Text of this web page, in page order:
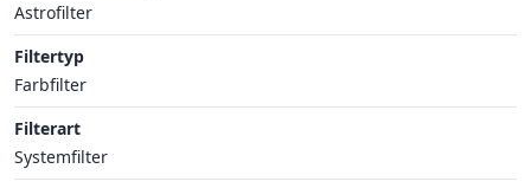
Astrofilter
Filtertyp
Farbfilter
Filterart
Systemfilter